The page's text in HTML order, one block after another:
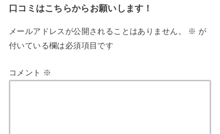
口コミはこちらからお願いします！
メールアドレスが公開されることはありません。 ※ が
付いている欄は必須項目です
コメント ※